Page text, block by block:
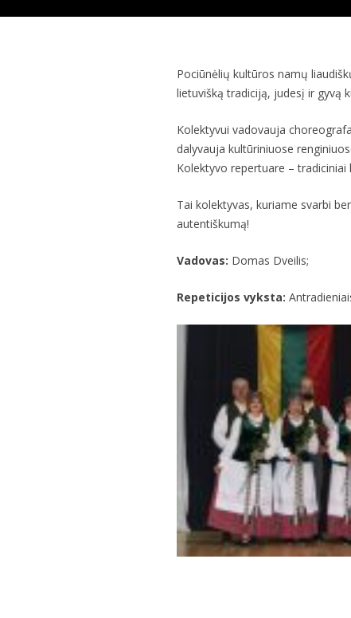
Pociūnėlių kultūros namų
lietuvišką tradiciją, judesį ir gyvą
Kolektyvui vadovauja
dalyvauja kultūriniuose
Kolektyvo repertuare –
Tai kolektyvas, kuriame svarbi
autentiškumą!
Vadovas: Domas Dveilis;
Repeticijos vyksta: